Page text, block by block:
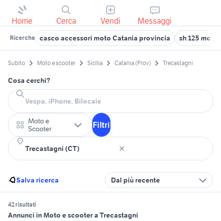
Home Cerca Vendi Messaggi
Ricerche casco accessori moto Catania provincia sh 125
Subito Moto e scooter Sicilia Catania (Prov) Trecastagni
Cosa cerchi?
Moto e
Scooter
Filtri
Salva ricerca Dal più recente
42 risultati
Annunci in Moto e scooter a Trecastagni